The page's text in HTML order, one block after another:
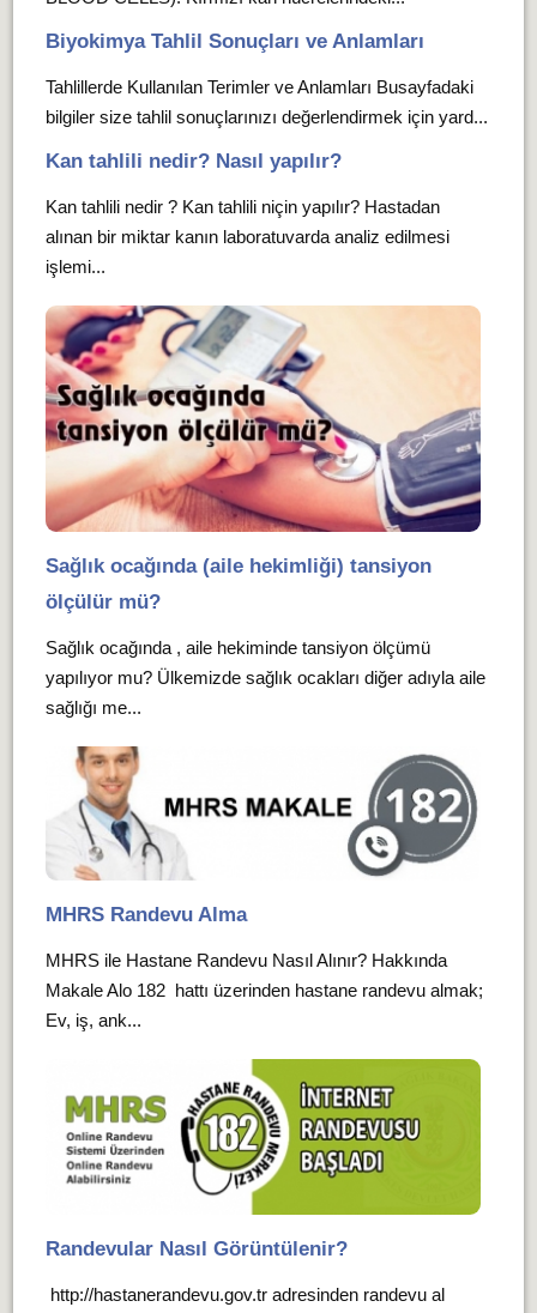
Biyokimya Tahlil Sonuçları ve Anlamları
Tahlillerde Kullanılan Terimler ve Anlamları Busayfadaki
bilgiler size tahlil sonuçlarınızı değerlendirmek için yard...
Kan tahlili nedir? Nasıl yapılır?
Kan tahlili nedir ? Kan tahlili niçin yapılır? Hastadan
alınan bir miktar kanın laboratuvarda analiz edilmesi
işlemi...
Sağlık ocağında (aile hekimliği) tansiyon
ölçülür mü?
Sağlık ocağında , aile hekiminde tansiyon ölçümü
yapılıyor mu? Ülkemizde sağlık ocakları diğer adıyla aile
sağlığı me...
MHRS Randevu Alma
MHRS ile Hastane Randevu Nasıl Alınır? Hakkında
Makale Alo 182 hattı üzerinden hastane randevu almak;
Ev, iş, ank...
Randevular Nasıl Görüntülenir?
http://hastanerandevu.gov.tr adresinden randevu al